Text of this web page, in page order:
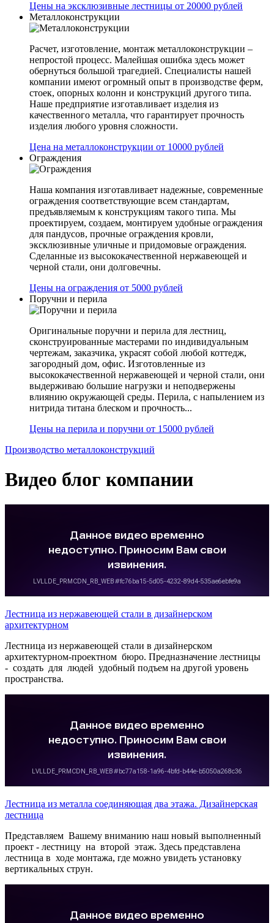
Цены на эксклюзивные лестницы от 20000 рублей
Металлоконструкции
Расчет, изготовление, монтаж металлоконструкции –
непростой процесс. Малейшая ошибка здесь может
обернуться большой трагедией. Специалисты нашей
компании имеют огромный опыт в производстве ферм,
стоек, опорных колонн и конструкций другого типа.
Наше предприятие изготавливает изделия из
качественного металла, что гарантирует прочность
изделия любого уровня сложности.
Цена на металлоконструкции от 10000 рублей
Ограждения
Наша компания изготавливает надежные, современные
ограждения соответствующие всем стандартам,
предъявляемым к конструкциям такого типа. Мы
проектируем, создаем, монтируем удобные ограждения
для пандусов, прочные ограждения кровли,
эксклюзивные уличные и придомовые ограждения.
Сделанные из высококачественной нержавеющей и
черной стали, они долговечны.
Цены на ограждения от 5000 рублей
Поручни и перила
Оригинальные поручни и перила для лестниц,
сконструированные мастерами по индивидуальным
чертежам, заказчика, украсят собой любой коттедж,
загородный дом, офис. Изготовленные из
высококачественной нержавеющей и черной стали, они
выдерживаю большие нагрузки и неподвержены
влиянию окружающей среды. Перила, с напылением из
нитрида титана блеском и прочность...
Цены на перила и поручни от 15000 рублей
Производство металлоконструкций
Видео блог компании
Лестница из нержавеющей стали в дизайнерском
архитектурном
Лестница из нержавеющей стали в дизайнерском
архитектурном-проектном бюро. Предназначение лестницы
- создать для людей удобный подъем на другой уровень
пространства.
Лестница из металла соединяющая два этажа. Дизайнерская
лестница
Представляем Вашему вниманию наш новый выполненный
проект - лестницу на второй этаж. Здесь представлена
лестница в ходе монтажа, где можно увидеть установку
вертикальных струн.